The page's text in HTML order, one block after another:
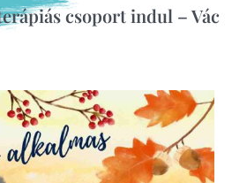
csoport indul – Vác